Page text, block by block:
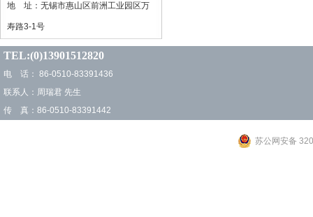
地 址：无锡市惠山区前洲工业园区万
寿路3-1号
TEL:(0)13901512820
电 话： 86-0510-83391436
联系人：周瑞君 先生
传 真：86-0510-83391442
苏公网安备